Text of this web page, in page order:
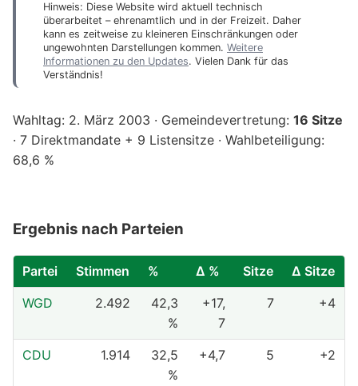
Hinweis: Diese Website wird aktuell technisch
überarbeitet – ehrenamtlich und in der Freizeit. Daher
kann es zeitweise zu kleineren Einschränkungen oder
ungewohnten Darstellungen kommen. Weitere
Informationen zu den Updates. Vielen Dank für das
Verständnis!
Wahltag: 2. März 2003 · Gemeindevertretung: 16 Sitze
· 7 Direktmandate + 9 Listensitze · Wahlbeteiligung:
68,6 %
Ergebnis nach Parteien
Partei Stimmen % Δ % Sitze
Δ Sitze
WGD
2.492
42,3
%
+17,
7
7 +4
CDU 1.914
32,5
%
+4,7 5 +2